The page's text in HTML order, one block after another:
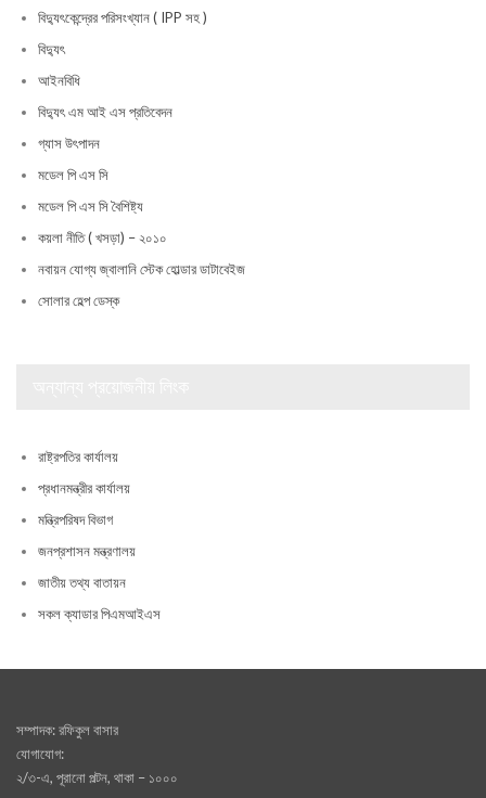
বিদ্যুৎকেন্দ্রের পরিসংখ্যান ( IPP সহ )
বিদ্যুৎ
আইনবিধি
বিদ্যুৎ এম আই এস প্রতিবেদন
গ্যাস উৎপাদন
মডেল পি এস সি
মডেল পি এস সি বৈশিষ্ট্য
কয়লা নীতি ( খসড়া) – ২০১০
নবায়ন যোগ্য জ্বালানি স্টেক হোল্ডার ডাটাবেইজ
সোলার হেল্প ডেস্ক
রাষ্ট্রপতির কার্যালয়
প্রধানমন্ত্রীর কার্যালয়
মন্ত্রিপরিষদ বিভাগ
জনপ্রশাসন মন্ত্রণালয়
জাতীয় তথ্য বাতায়ন
সকল ক্যাডার পিএমআইএস
সম্পাদক: রফিকুল বাসার
যোগাযোগ:
২/৩-এ, পূরানো পল্টন, থাকা – ১০০০